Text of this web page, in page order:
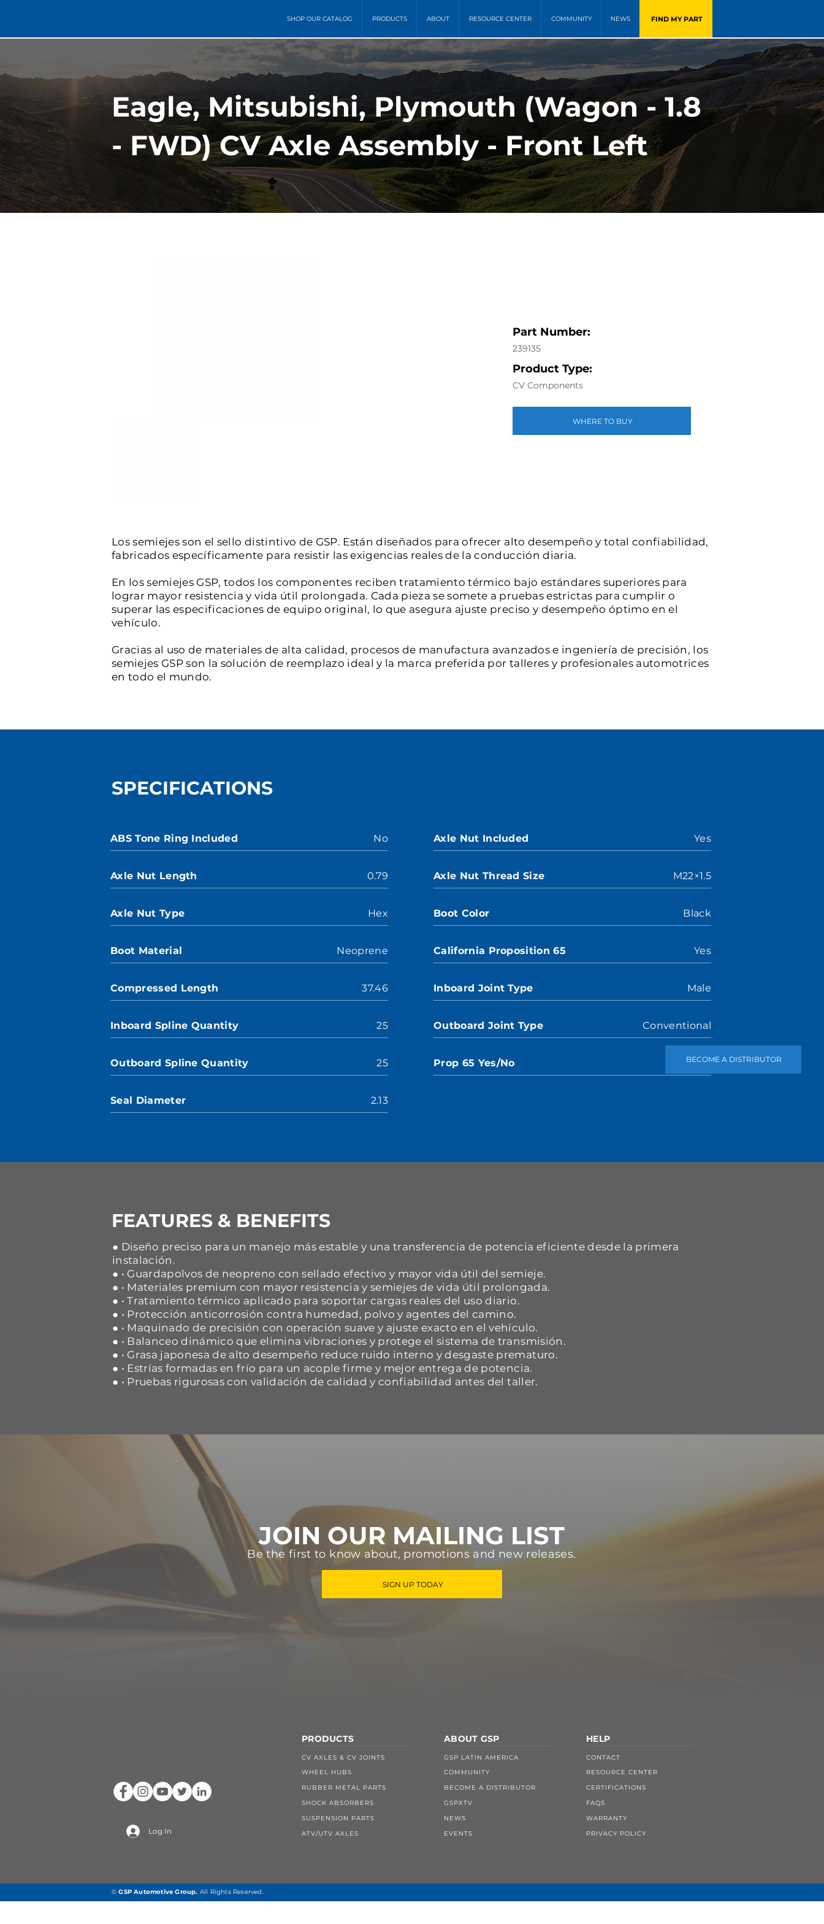
SHOP OUR CATALOG PRODUCTS ABOUT RESOURCE CENTER COMMUNITY NEWS FIND MY PART
BECOME A DISTRIBUTOR
Eagle, Mitsubishi, Plymouth (Wagon - 1.8
- FWD) CV Axle Assembly - Front Left
Part Number:
239135
Product Type:
CV Components
WHERE TO BUY
Los semiejes son el sello distintivo de GSP. Están diseñados para ofrecer alto desempeño y total confiabilidad,
fabricados específicamente para resistir las exigencias reales de la conducción diaria.
En los semiejes GSP, todos los componentes reciben tratamiento térmico bajo estándares superiores para
lograr mayor resistencia y vida útil prolongada. Cada pieza se somete a pruebas estrictas para cumplir o
superar las especificaciones de equipo original, lo que asegura ajuste preciso y desempeño óptimo en el
vehículo.
Gracias al uso de materiales de alta calidad, procesos de manufactura avanzados e ingeniería de precisión, los
semiejes GSP son la solución de reemplazo ideal y la marca preferida por talleres y profesionales automotrices
en todo el mundo.
SPECIFICATIONS
ABS Tone Ring Included No
Axle Nut Length 0.79
Axle Nut Type Hex
Boot Material Neoprene
Compressed Length 37.46
Inboard Spline Quantity 25
Outboard Spline Quantity 25
Seal Diameter 2.13
Axle Nut Included Yes
Axle Nut Thread Size M22×1.5
Boot Color Black
California Proposition 65 Yes
Inboard Joint Type Male
Outboard Joint Type Conventional
Prop 65 Yes/No Yes
FEATURES & BENEFITS
● Diseño preciso para un manejo más estable y una transferencia de potencia eficiente desde la primera
instalación.
● • Guardapolvos de neopreno con sellado efectivo y mayor vida útil del semieje.
● • Materiales premium con mayor resistencia y semiejes de vida útil prolongada.
● • Tratamiento térmico aplicado para soportar cargas reales del uso diario.
● • Protección anticorrosión contra humedad, polvo y agentes del camino.
● • Maquinado de precisión con operación suave y ajuste exacto en el vehículo.
● • Balanceo dinámico que elimina vibraciones y protege el sistema de transmisión.
● • Grasa japonesa de alto desempeño reduce ruido interno y desgaste prematuro.
● • Estrías formadas en frío para un acople firme y mejor entrega de potencia.
● • Pruebas rigurosas con validación de calidad y confiabilidad antes del taller.
JOIN OUR MAILING LIST
Be the first to know about, promotions and new releases.
SIGN UP TODAY
Log In
PRODUCTS
CV AXLES & CV JOINTS
WHEEL HUBS
RUBBER METAL PARTS
SHOCK ABSORBERS
SUSPENSION PARTS
ATV/UTV AXLES
ABOUT GSP
GSP LATIN AMERICA
COMMUNITY
BECOME A DISTRIBUTOR
GSPXTV
NEWS
EVENTS
HELP
CONTACT
RESOURCE CENTER
CERTIFICATIONS
FAQS
WARRANTY
PRIVACY POLICY
©GSP Automotive Group. All Rights Reserved.